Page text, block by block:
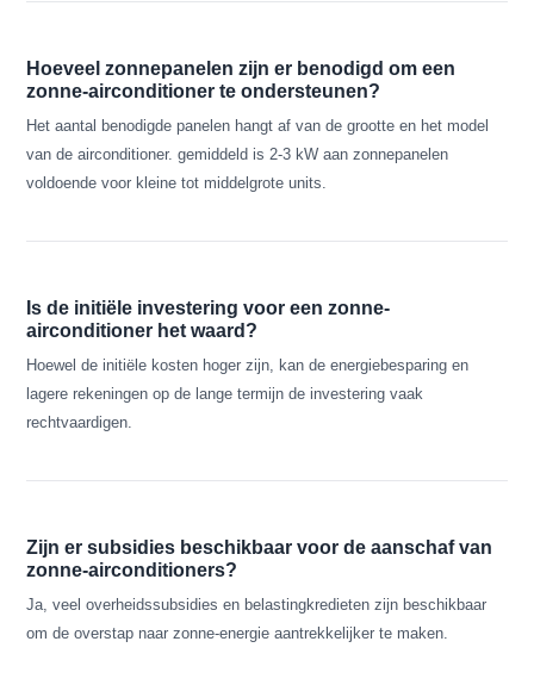
Hoeveel zonnepanelen zijn er benodigd om een
zonne-airconditioner te ondersteunen?
Het aantal benodigde panelen hangt af van de grootte en het model
van de airconditioner. gemiddeld is 2-3 kW aan zonnepanelen
voldoende voor kleine tot middelgrote units.
Is de initiële investering voor een zonne-
airconditioner het waard?
Hoewel de initiële kosten hoger zijn, kan de energiebesparing en
lagere rekeningen op de lange termijn de investering vaak
rechtvaardigen.
Zijn er subsidies beschikbaar voor de aanschaf van
zonne-airconditioners?
Ja, veel overheidssubsidies en belastingkredieten zijn beschikbaar
om de overstap naar zonne-energie aantrekkelijker te maken.